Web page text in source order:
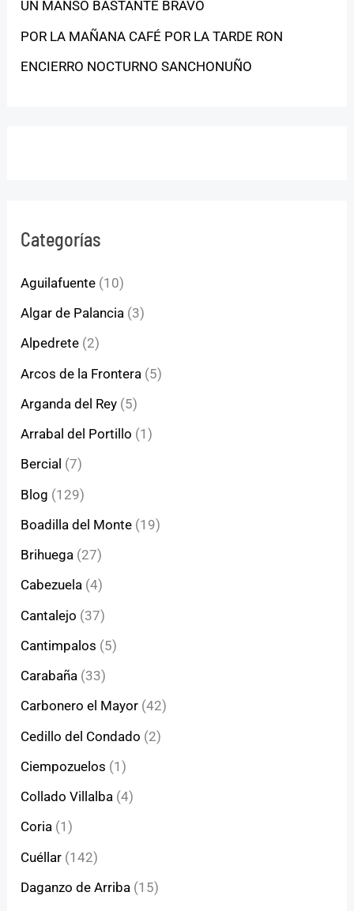
UN MANSO BASTANTE BRAVO
POR LA MAÑANA CAFÉ POR LA TARDE RON
ENCIERRO NOCTURNO SANCHONUÑO
Categorías
Aguilafuente (10)
Algar de Palancia (3)
Alpedrete (2)
Arcos de la Frontera (5)
Arganda del Rey (5)
Arrabal del Portillo (1)
Bercial (7)
Blog (129)
Boadilla del Monte (19)
Brihuega (27)
Cabezuela (4)
Cantalejo (37)
Cantimpalos (5)
Carabaña (33)
Carbonero el Mayor (42)
Cedillo del Condado (2)
Ciempozuelos (1)
Collado Villalba (4)
Coria (1)
Cuéllar (142)
Daganzo de Arriba (15)